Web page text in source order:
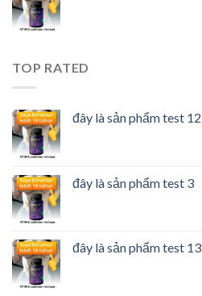
TOP RATED
đây là sản phẩm test 12
đây là sản phẩm test 3
đây là sản phẩm test 13